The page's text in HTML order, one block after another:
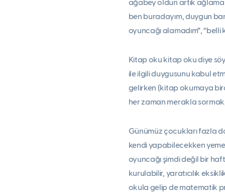
ağabey oldun artık ağlama
ben buradayım, duygun
oyuncağı alamadım”,
Kitap oku kitap oku diye
ile ilgili duygusunu kabul
gelirken (kitap okumaya
her zaman merakla sormak,
Günümüz çocukları fazla
kendi yapabilecekken
oyuncağı şimdi değil bir
kurulabilir, yaratıcılık
okula gelip de matematik